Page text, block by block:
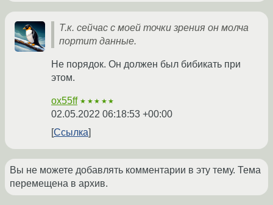
Т.к. сейчас с моей точки зрения он молча
портит данные.
Не порядок. Он должен был бибикать при
этом.
ox55ff ★★★★★
02.05.2022 06:18:53 +00:00
Ссылка
Вы не можете добавлять комментарии в эту тему. Тема
перемещена в архив.